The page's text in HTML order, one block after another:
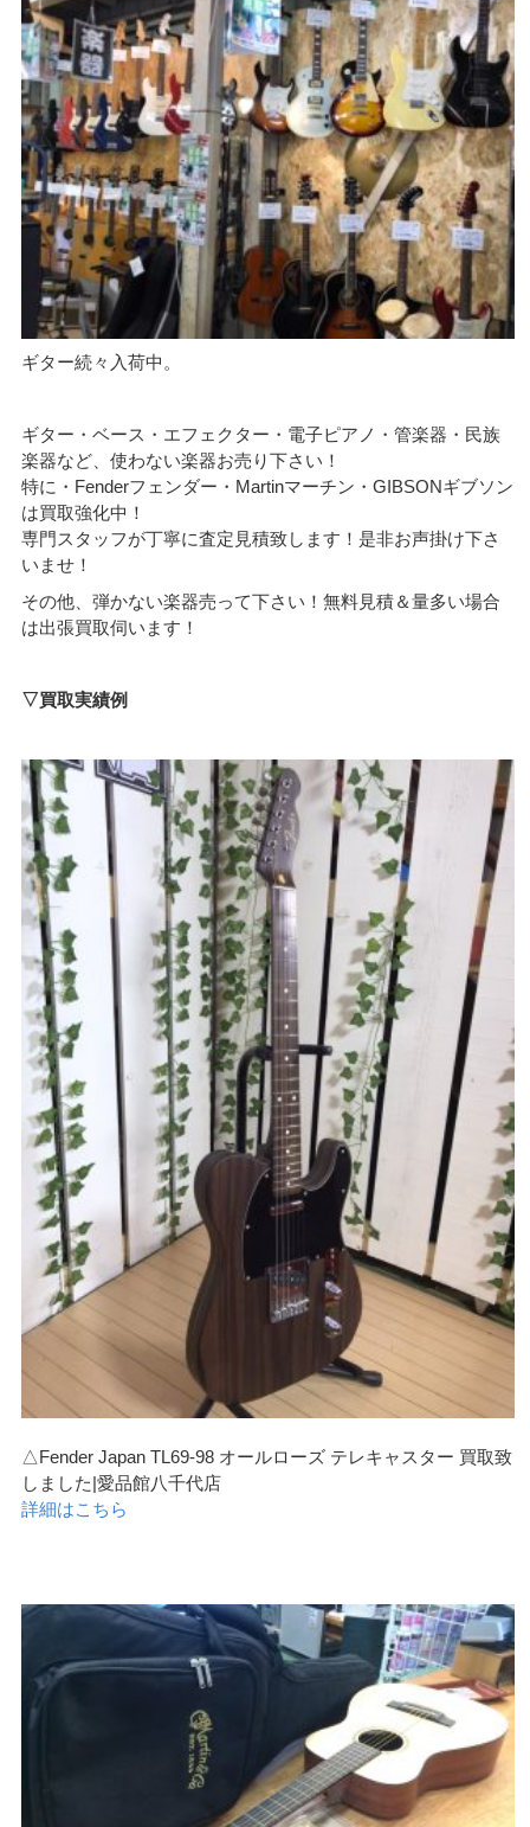
ギター続々入荷中。
ギター・ベース・エフェクター・電子ピアノ・管楽器・民族
楽器など、使わない楽器お売り下さい！
特に・Fenderフェンダー・Martinマーチン・GIBSONギブソン
は買取強化中！
専門スタッフが丁寧に査定見積致します！是非お声掛け下さ
いませ！
その他、弾かない楽器売って下さい！無料見積＆量多い場合
は出張買取伺います！
▽買取実績例
△Fender Japan TL69-98 オールローズ テレキャスター 買取致
しました|愛品館八千代店
詳細はこちら